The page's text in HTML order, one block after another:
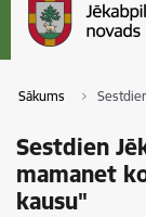
Sākums
Sestdien
mamanet
kausu"